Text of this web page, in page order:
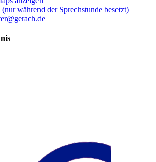
während der Sprechstunde besetzt)